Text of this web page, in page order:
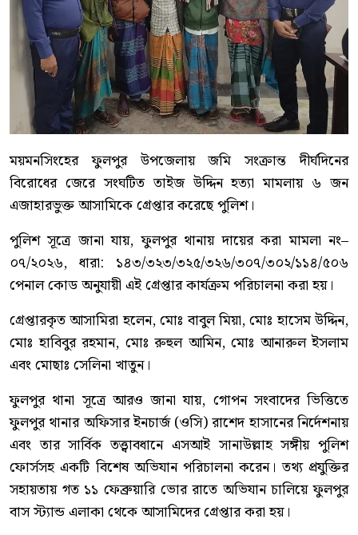
ময়মনসিংহের ফুলপুর উপজেলায় জমি সংক্রান্ত দীর্ঘদিনের
বিরোধের জেরে সংঘটিত তাইজ উদ্দিন হত্যা মামলায় ৬ জন
এজাহারভুক্ত আসামিকে গ্রেপ্তার করেছে পুলিশ।
পুলিশ সূত্রে জানা যায়, ফুলপুর থানায় দায়ের করা মামলা নং–
০৭/২০২৬, ধারা: ১৪৩/৩২৩/৩২৫/৩২৬/৩০৭/৩০২/১১৪/৫০৬
পেনাল কোড অনুযায়ী এই গ্রেপ্তার কার্যক্রম পরিচালনা করা হয়।
গ্রেপ্তারকৃত আসামিরা হলেন, মোঃ বাবুল মিয়া, মোঃ হাসেম উদ্দিন,
মোঃ হাবিবুর রহমান, মোঃ রুহুল আমিন, মোঃ আনারুল ইসলাম
এবং মোছাঃ সেলিনা খাতুন।
ফুলপুর থানা সূত্রে আরও জানা যায়, গোপন সংবাদের ভিত্তিতে
ফুলপুর থানার অফিসার ইনচার্জ (ওসি) রাশেদ হাসানের নির্দেশনায়
এবং তার সার্বিক তত্ত্বাবধানে এসআই সানাউল্লাহ সঙ্গীয় পুলিশ
ফোর্সসহ একটি বিশেষ অভিযান পরিচালনা করেন। তথ্য প্রযুক্তির
সহায়তায় গত ১১ ফেব্রুয়ারি ভোর রাতে অভিযান চালিয়ে ফুলপুর
বাস স্ট্যান্ড এলাকা থেকে আসামিদের গ্রেপ্তার করা হয়।